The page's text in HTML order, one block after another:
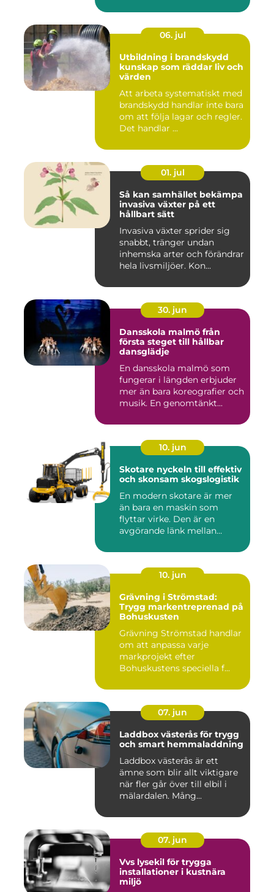
06. jul
Utbildning i brandskydd
kunskap som räddar liv och
värden
Att arbeta systematiskt med
brandskydd handlar inte bara
om att följa lagar och regler.
Det handlar ...
01. jul
Så kan samhället bekämpa
invasiva växter på ett
hållbart sätt
Invasiva växter sprider sig
snabbt, tränger undan
inhemska arter och förändrar
hela livsmiljöer. Kon...
30. jun
Dansskola malmö från
första steget till hållbar
dansglädje
En dansskola malmö som
fungerar i längden erbjuder
mer än bara koreografier och
musik. En genomtänkt...
10. jun
Skotare nyckeln till effektiv
och skonsam skogslogistik
En modern skotare är mer
än bara en maskin som
flyttar virke. Den är en
avgörande länk mellan
10. jun
Grävning i Strömstad:
Trygg markentreprenad på
Bohuskusten
Grävning Strömstad handlar
om att anpassa varje
markprojekt efter
Bohuskustens speciella f...
07. jun
Laddbox västerås för trygg
och smart hemmaladdning
Laddbox västerås är ett
ämne som blir allt viktigare
när fler går över till elbil i
mälardalen. Mång...
07. jun
Vvs lysekil för trygga
installationer i kustnära
miljö